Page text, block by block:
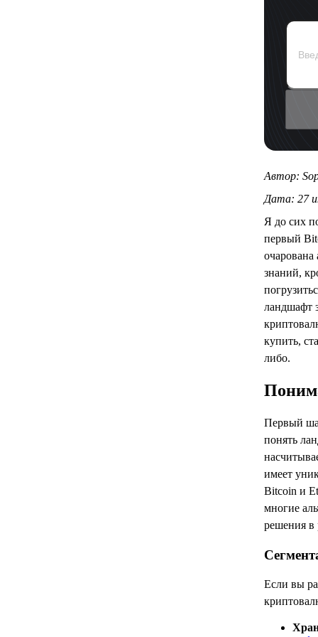
Автор:
Дата: 27
Я до сих
первый
знаний,
ландшафт
купить,
либо.
Первый
понять
имеет
Bitcoin и
многие
решения в
Если вы